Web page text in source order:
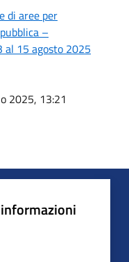
di aree per
–
al 15 agosto 2025
2025, 13:21